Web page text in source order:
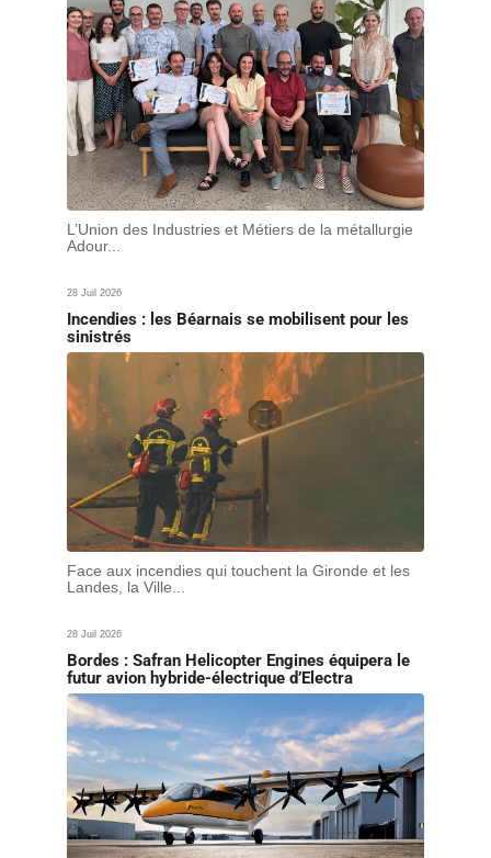
L’Union des Industries et Métiers de la métallurgie
Adour...
28 Juil 2026
Incendies : les Béarnais se mobilisent pour les
sinistrés
Face aux incendies qui touchent la Gironde et les
Landes, la Ville...
28 Juil 2026
Bordes : Safran Helicopter Engines équipera le
futur avion hybride-électrique d’Electra